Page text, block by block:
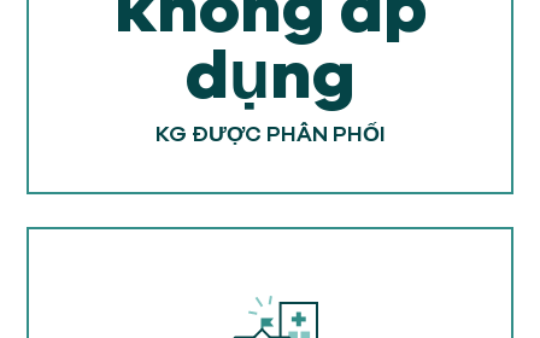
dụng
KG ĐƯỢC PHÂN PHỐI